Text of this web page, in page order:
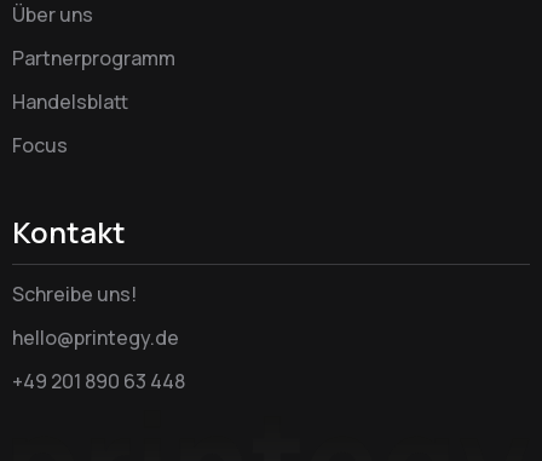
Über uns
Partnerprogramm
Handelsblatt
Focus
Kontakt
Schreibe uns!
hello@printegy.de
+49 201 890 63 448